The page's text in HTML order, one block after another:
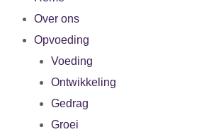
Over ons
Opvoeding
Voeding
Ontwikkeling
Gedrag
Groei